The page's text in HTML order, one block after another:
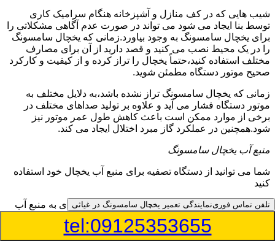
شیب هایی که در کف منازل و آشپزخانه هنگام سرامیک کاری
توسط بنا ایجاد می شود می تواند در صورت عدم آگاهی مشکلاتی را
برای یخچال سامسونگ به وجود بیاورد.زمانی که یخچال سامسونگ
را در یک محیط نصب می کنید و قصد دارید از آن برای مصارف
مختلف استفاده کنید،حتماً یخچال را تراز کرده و از کیفیت و کارکرد
صحیح موتور دستگاه مطمئن شوید.
زمانی که یخچال سامسونگ تراز نشده باشد،به دلایل مختلف به
موتور دستگاه فشار می آید و علاوه بر تولید صداهای مختلف در
برخی از موارد ممکن است باعث کاهش طول عمر موتور نیز
شود.همچنین در عملکرد گاز مبرد اختلال ایجاد می کند.
منبع آب یخچال سامسونگ
شما می توانید از دستگاه تصفیه برای منبع آب یخچال خود استفاده
کنید
در دفترچه راهنمای یخچال سامسونگ قسمت ویژه ای به منبع آب
آن و راهنمایی لازم در زمینه نصب و استفاده از آن اختصاص داده
شده است.برخی از مدل های یخچال سامسونگ دارای منبع آبریز
تلفن تماس فورینمایندگی تعمیر یخچال سامسونگ در غیاثی
tel:09125353655